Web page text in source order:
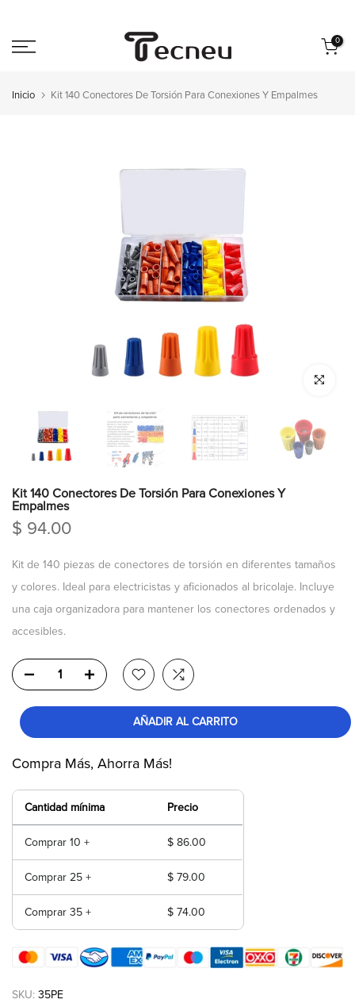
al
0
Inicio Kit 140 Conectores De Torsión Para Conexiones Y Empalmes
Click para
Kit 140 Conectores De Torsión Para Conexiones Y
Empalmes
$ 94.00
Kit de 140 piezas de conectores de torsión en diferentes tamaños
y colores. Ideal para electricistas y aficionados al bricolaje. Incluye
una caja organizadora para mantener los conectores ordenados y
accesibles.
AÑADIR AL CARRITO
Compra Más, Ahorra Más!
Cantidad mínima Precio
Comprar 10 + $ 86.00
Comprar 25 + $ 79.00
Comprar 35 + $ 74.00
SKU: 35PE